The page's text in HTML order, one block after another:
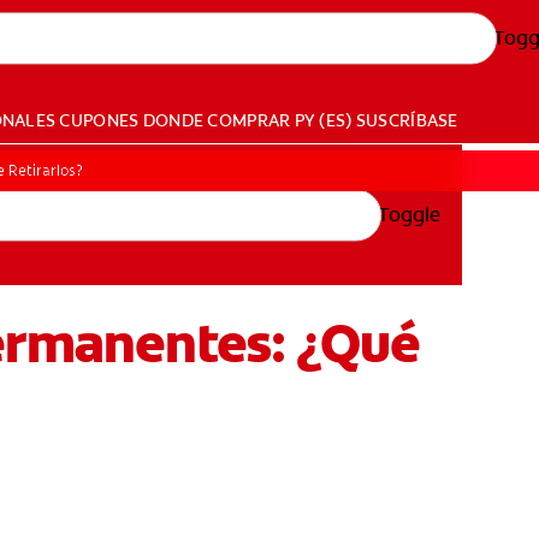
CUPONES DONDE COMPRAR PY (ES) SUSCRÍBASE
Toggle
Retirarlos?
¿Qué